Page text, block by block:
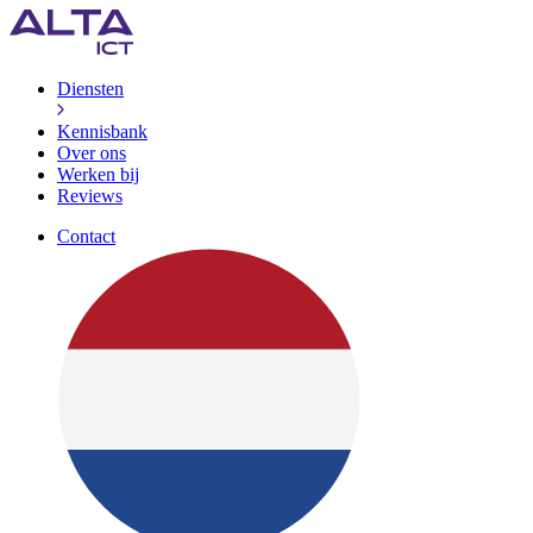
Diensten
Kennisbank
Over ons
Werken bij
Reviews
Contact